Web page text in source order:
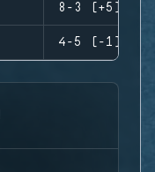
8-3 (+5)
4-5 (-1)